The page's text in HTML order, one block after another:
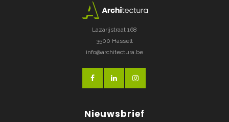
Lazarijstraat 168
3500 Hasselt
info@architectura.be
Nieuwsbrief